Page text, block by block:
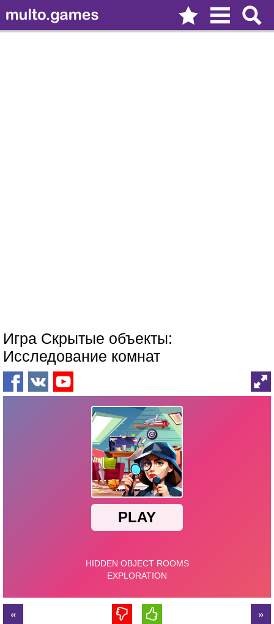
Игра Скрытые объекты:
Исследование комнат